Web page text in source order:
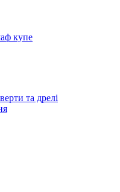
купе
та дрелі